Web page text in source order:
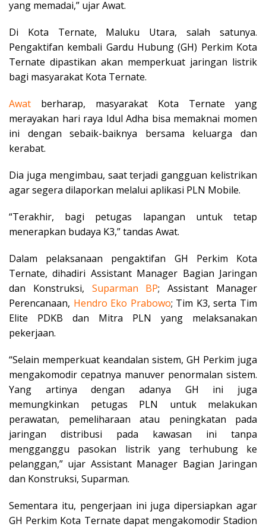
yang memadai,” ujar Awat.
Di Kota Ternate, Maluku Utara, salah satunya.
Pengaktifan kembali Gardu Hubung (GH) Perkim Kota
Ternate dipastikan akan memperkuat jaringan listrik
bagi masyarakat Kota Ternate.
Awat berharap, masyarakat Kota Ternate yang
merayakan hari raya Idul Adha bisa memaknai momen
ini dengan sebaik-baiknya bersama keluarga dan
kerabat.
Dia juga mengimbau, saat terjadi gangguan kelistrikan
agar segera dilaporkan melalui aplikasi PLN Mobile.
“Terakhir, bagi petugas lapangan untuk tetap
menerapkan budaya K3,” tandas Awat.
Dalam pelaksanaan pengaktifan GH Perkim Kota
Ternate, dihadiri Assistant Manager Bagian Jaringan
dan Konstruksi, Suparman BP; Assistant Manager
Perencanaan, Hendro Eko Prabowo; Tim K3, serta Tim
Elite PDKB dan Mitra PLN yang melaksanakan
pekerjaan.
“Selain memperkuat keandalan sistem, GH Perkim juga
mengakomodir cepatnya manuver penormalan sistem.
Yang artinya dengan adanya GH ini juga
memungkinkan petugas PLN untuk melakukan
perawatan, pemeliharaan atau peningkatan pada
jaringan distribusi pada kawasan ini tanpa
mengganggu pasokan listrik yang terhubung ke
pelanggan,” ujar Assistant Manager Bagian Jaringan
dan Konstruksi, Suparman.
Sementara itu, pengerjaan ini juga dipersiapkan agar
GH Perkim Kota Ternate dapat mengakomodir Stadion